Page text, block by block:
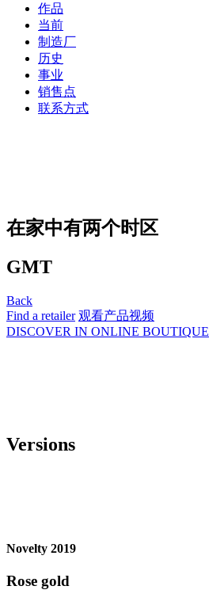
作品
当前
制造厂
历史
事业
销售点
联系方式
在家中有两个时区
GMT
Back
Find a retailer 观看产品视频
DISCOVER IN ONLINE BOUTIQUE
Versions
Novelty 2019
Rose gold